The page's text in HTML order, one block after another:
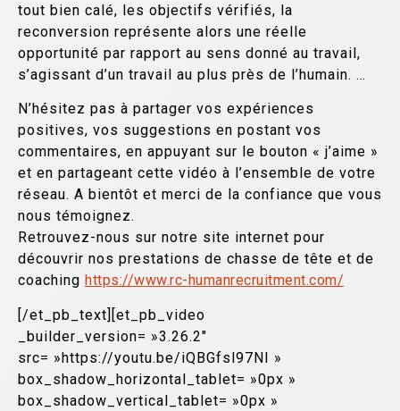
tout bien calé, les objectifs vérifiés, la
reconversion représente alors une réelle
opportunité par rapport au sens donné au travail,
s’agissant d’un travail au plus près de l’humain. …
N’hésitez pas à partager vos expériences
positives, vos suggestions en postant vos
commentaires, en appuyant sur le bouton « j’aime »
et en partageant cette vidéo à l’ensemble de votre
réseau. A bientôt et merci de la confiance que vous
nous témoignez.
Retrouvez-nous sur notre site internet pour
découvrir nos prestations de chasse de tête et de
coaching https://www.rc-humanrecruitment.com/
[/et_pb_text][et_pb_video
_builder_version= »3.26.2″
src= »https://youtu.be/iQBGfsl97NI »
box_shadow_horizontal_tablet= »0px »
box_shadow_vertical_tablet= »0px »